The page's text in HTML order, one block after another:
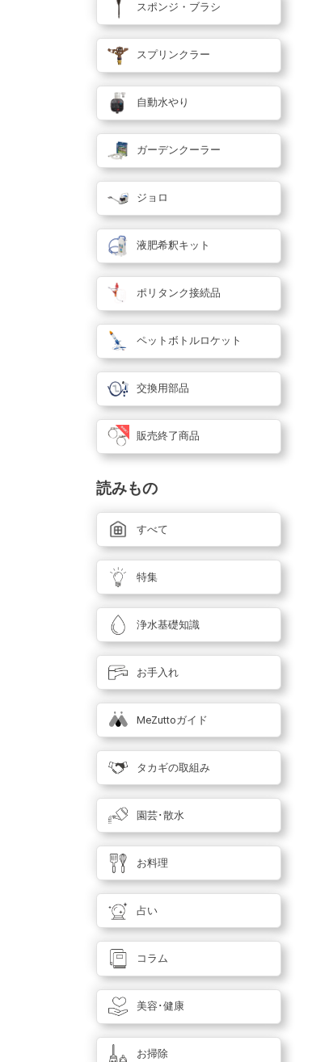
スポンジ・ブラシ
スプリンクラー
自動水やり
ガーデンクーラー
ジョロ
液肥希釈キット
ポリタンク接続品
ペットボトルロケット
交換用部品
販売終了商品
読みもの
すべて
特集
浄水基礎知識
お手入れ
MeZuttoガイド
タカギの取組み
園芸･散水
お料理
占い
コラム
美容･健康
お掃除